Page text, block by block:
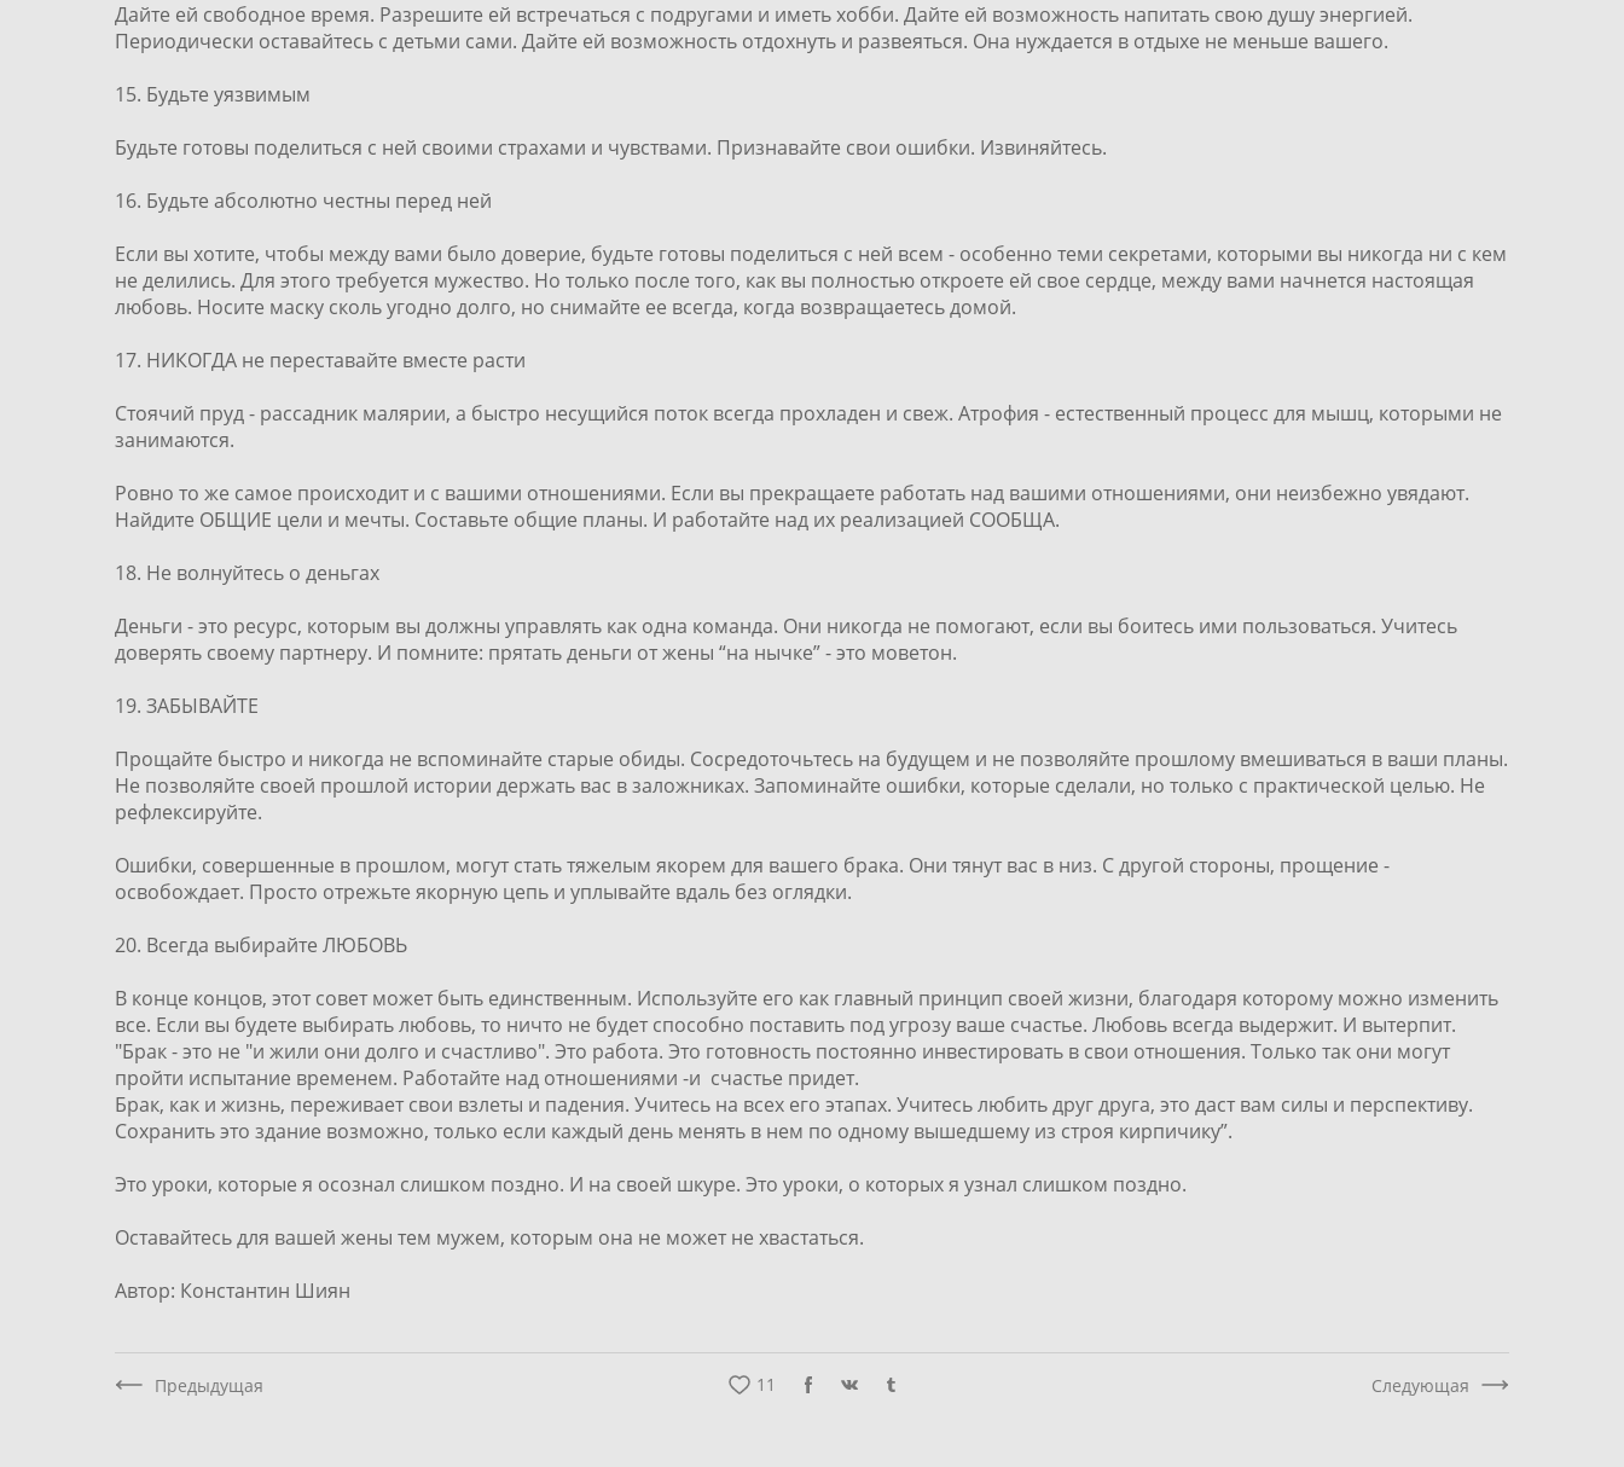
Дайте ей свободное время. Разрешите ей встречаться с подругами и иметь хобби. Дайте ей возможность напитать свою душу энергией.
Периодически оставайтесь с детьми сами. Дайте ей возможность отдохнуть и развеяться. Она нуждается в отдыхе не меньше вашего.
15. Будьте уязвимым
Будьте готовы поделиться с ней своими страхами и чувствами. Признавайте свои ошибки. Извиняйтесь.
16. Будьте абсолютно честны перед ней
Если вы хотите, чтобы между вами было доверие, будьте готовы поделиться с ней всем - особенно теми секретами, которыми вы никогда ни с кем
не делились. Для этого требуется мужество. Но только после того, как вы полностью откроете ей свое сердце, между вами начнется настоящая
любовь. Носите маску сколь угодно долго, но снимайте ее всегда, когда возвращаетесь домой.
17. НИКОГДА не переставайте вместе расти
Стоячий пруд - рассадник малярии, а быстро несущийся поток всегда прохладен и свеж. Атрофия - естественный процесс для мышц, которыми не
занимаются.
Ровно то же самое происходит и с вашими отношениями. Если вы прекращаете работать над вашими отношениями, они неизбежно увядают.
Найдите ОБЩИЕ цели и мечты. Составьте общие планы. И работайте над их реализацией СООБЩА.
18. Не волнуйтесь о деньгах
Деньги - это ресурс, которым вы должны управлять как одна команда. Они никогда не помогают, если вы боитесь ими пользоваться. Учитесь
доверять своему партнеру. И помните: прятать деньги от жены “на нычке” - это моветон.
19. ЗАБЫВАЙТЕ
Прощайте быстро и никогда не вспоминайте старые обиды. Сосредоточьтесь на будущем и не позволяйте прошлому вмешиваться в ваши планы.
Не позволяйте своей прошлой истории держать вас в заложниках. Запоминайте ошибки, которые сделали, но только с практической целью. Не
рефлексируйте.
Ошибки, совершенные в прошлом, могут стать тяжелым якорем для вашего брака. Они тянут вас в низ. С другой стороны, прощение -
освобождает. Просто отрежьте якорную цепь и уплывайте вдаль без оглядки.
20. Всегда выбирайте ЛЮБОВЬ
В конце концов, этот совет может быть единственным. Используйте его как главный принцип своей жизни, благодаря которому можно изменить
все. Если вы будете выбирать любовь, то ничто не будет способно поставить под угрозу ваше счастье. Любовь всегда выдержит. И вытерпит.
"Брак - это не "и жили они долго и счастливо". Это работа. Это готовность постоянно инвестировать в свои отношения. Только так они могут
пройти испытание временем. Работайте над отношениями -и счастье придет.
Брак, как и жизнь, переживает свои взлеты и падения. Учитесь на всех его этапах. Учитесь любить друг друга, это даст вам силы и перспективу.
Сохранить это здание возможно, только если каждый день менять в нем по одному вышедшему из строя кирпичику”.
Это уроки, которые я осознал слишком поздно. И на своей шкуре. Это уроки, о которых я узнал слишком поздно.
Оставайтесь для вашей жены тем мужем, которым она не может не хвастаться.
Автор: Константин Шиян
11
Предыдущая Следующая